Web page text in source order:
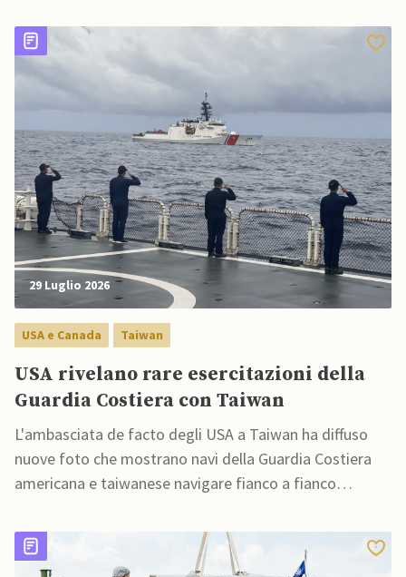
29 Luglio 2026
USA e Canada Taiwan
USA rivelano rare esercitazioni della
Guardia Costiera con Taiwan
L'ambasciata de facto degli USA a Taiwan ha diffuso
nuove foto che mostrano navi della Guardia Costiera
americana e taiwanese navigare fianco a fianco